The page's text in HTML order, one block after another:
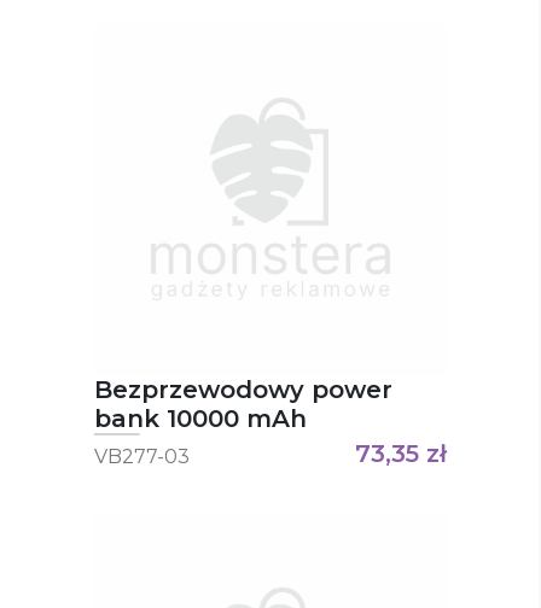
Bezprzewodowy power
bank 10000 mAh
VB277-03 73,35 zł